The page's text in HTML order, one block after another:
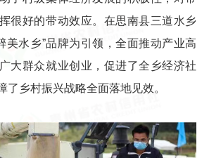
很好的带动效应。在思南县三道水乡
美水乡”品牌为引领，全面推动产业高
大群众就业创业，促进了全乡经济社
了乡村振兴战略全面落地见效。